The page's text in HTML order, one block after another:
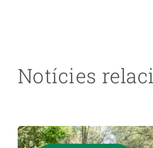
Notícies